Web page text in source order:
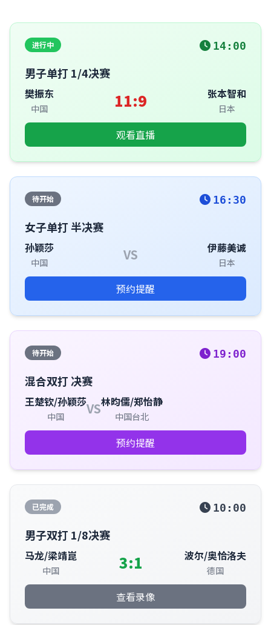
进行中 14:00
男子单打 1/4决赛
樊振东
中国 11:9 张本智和
日本
观看直播
待开始 16:30
女子单打 半决赛
孙颖莎
中国 VS 伊藤美诚
日本
预约提醒
待开始 19:00
混合双打 决赛
王楚钦/孙颖莎
中国 VS林昀儒/郑怡静
中国台北
预约提醒
已完成 10:00
男子双打 1/8决赛
马龙/梁靖崑
中国 3:1 波尔/奥恰洛夫
德国
查看录像